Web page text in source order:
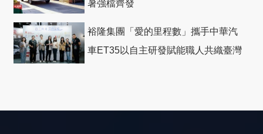
暑強檔齊發
裕隆集團「愛的里程數」攜手中華汽
車ET35以自主研發賦能職人共織臺灣